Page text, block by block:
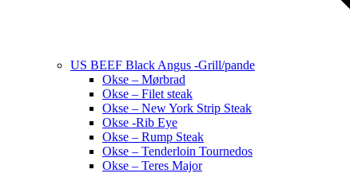
US BEEF Black Angus -Grill/pande
Okse – Mørbrad
Okse – Filet steak
Okse – New York Strip Steak
Okse -Rib Eye
Okse – Rump Steak
Okse – Tenderloin Tournedos
Okse – Teres Major